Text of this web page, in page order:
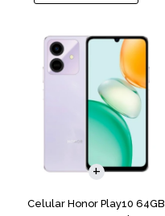
Celular Honor Play10 64GB
COMPARAR